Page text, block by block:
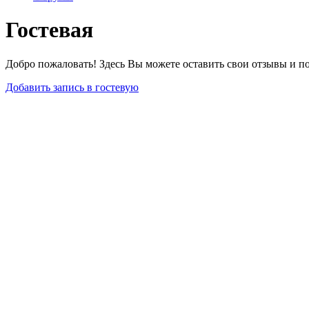
Гостевая
Добро пожаловать! Здесь Вы можете оставить свои отзывы и
Добавить запись в гостевую